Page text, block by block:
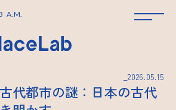
A.M.
_2026.05.15
代都市の謎：日本の古代